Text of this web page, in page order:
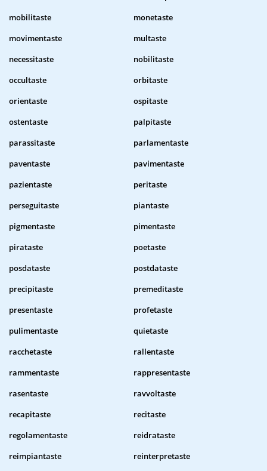
mobilitaste
monetaste
movimentaste
multaste
necessitaste
nobilitaste
occultaste
orbitaste
orientaste
ospitaste
ostentaste
palpitaste
parassitaste
parlamentaste
paventaste
pavimentaste
pazientaste
peritaste
perseguitaste
piantaste
pigmentaste
pimentaste
pirataste
poetaste
posdataste
postdataste
precipitaste
premeditaste
presentaste
profetaste
pulimentaste
quietaste
racchetaste
rallentaste
rammentaste
rappresentaste
rasentaste
ravvoltaste
recapitaste
recitaste
regolamentaste
reidrataste
reimpiantaste
reinterpretaste